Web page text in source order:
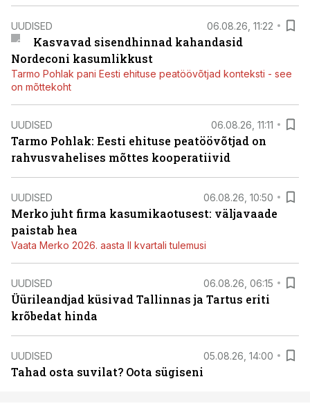
UUDISED 06.08.26, 11:22
Kasvavad sisendhinnad kahandasid
Nordeconi kasumlikkust
Tarmo Pohlak pani Eesti ehituse peatöövõtjad konteksti - see
on mõttekoht
UUDISED 06.08.26, 11:11
Tarmo Pohlak: Eesti ehituse peatöövõtjad on
rahvusvahelises mõttes kooperatiivid
UUDISED 06.08.26, 10:50
Merko juht firma kasumikaotusest: väljavaade
paistab hea
Vaata Merko 2026. aasta II kvartali tulemusi
UUDISED 06.08.26, 06:15
Üürileandjad küsivad Tallinnas ja Tartus eriti
krõbedat hinda
UUDISED 05.08.26, 14:00
Tahad osta suvilat? Oota sügiseni